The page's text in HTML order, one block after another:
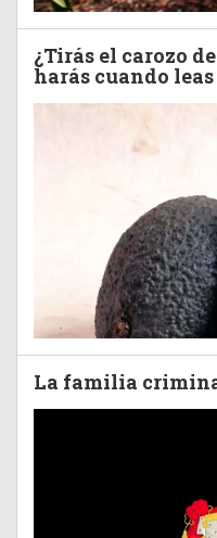
¿Tirás el carozo
harás cuando leas
La familia